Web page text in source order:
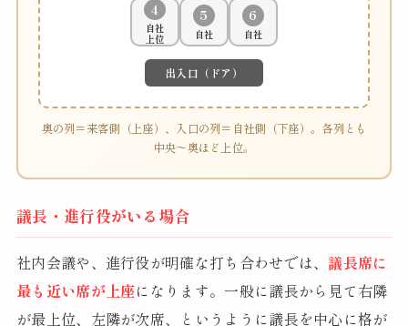
4
自社
上位
5
自社
6
自社
出入口（ドア）
奥の列＝来客側（上座）、入口の列＝自社側（下座）。各列とも
中央〜奥ほど上位。
議長・進行役がいる場合
社内会議や、進行役が明確な打ち合わせでは、 議長席に
最も近い席が上座になります。一般に議長から見て右隣
が最上位、左隣が次席、というように議長を中心に格が